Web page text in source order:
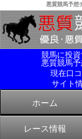
悪質競馬予想
競馬に投
悪質競馬
現在口
サイト
ホーム
レース情報